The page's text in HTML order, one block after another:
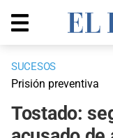
SUCESOS
Prisión preventiva
Tostado: